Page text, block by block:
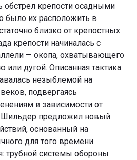
обстрел крепости осадными
было их расположить в
близко от крепостных
крепости начиналась с
— окопа, охватывающего
или дугой. Описанная тактика
незыблемой на
подвергаясь
в зависимости от
Шильдер предложил новый
основанный на
для того времени
трубной системы обороны